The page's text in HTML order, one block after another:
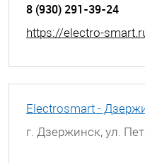
8 (930) 291-39-24
https://electro-
Electrosmart -
г. Дзержинск, ул.